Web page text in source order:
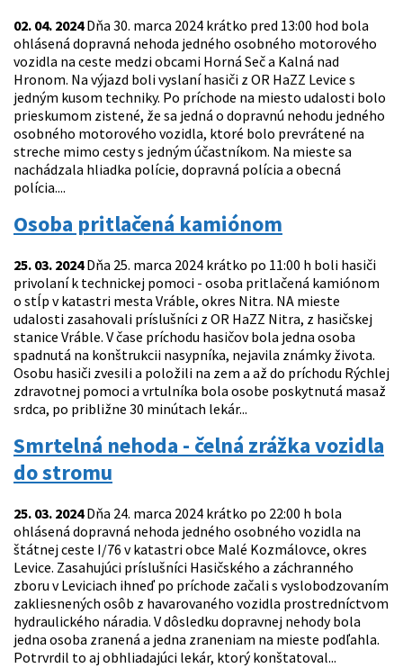
02. 04. 2024Dňa 30. marca 2024 krátko pred 13:00 hod bola
ohlásená dopravná nehoda jedného osobného motorového
vozidla na ceste medzi obcami Horná Seč a Kalná nad
Hronom. Na výjazd boli vyslaní hasiči z OR HaZZ Levice s
jedným kusom techniky. Po príchode na miesto udalosti bolo
prieskumom zistené, že sa jedná o dopravnú nehodu jedného
osobného motorového vozidla, ktoré bolo prevrátené na
streche mimo cesty s jedným účastníkom. Na mieste sa
nachádzala hliadka polície, dopravná polícia a obecná
polícia....
Osoba pritlačená kamiónom
25. 03. 2024Dňa 25. marca 2024 krátko po 11:00 h boli hasiči
privolaní k technickej pomoci - osoba pritlačená kamiónom
o stĺp v katastri mesta Vráble, okres Nitra. NA mieste
udalosti zasahovali príslušníci z OR HaZZ Nitra, z hasičskej
stanice Vráble. V čase príchodu hasičov bola jedna osoba
spadnutá na konštrukcii nasypníka, nejavila známky života.
Osobu hasiči zvesili a položili na zem a až do príchodu Rýchlej
zdravotnej pomoci a vrtulníka bola osobe poskytnutá masaž
srdca, po približne 30 minútach lekár...
Smrtelná nehoda - čelná zrážka vozidla
do stromu
25. 03. 2024Dňa 24. marca 2024 krátko po 22:00 h bola
ohlásená dopravná nehoda jedného osobného vozidla na
štátnej ceste I/76 v katastri obce Malé Kozmálovce, okres
Levice. Zasahujúci príslušníci Hasičského a záchranného
zboru v Leviciach ihneď po príchode začali s vyslobodzovaním
zakliesnených osôb z havarovaného vozidla prostredníctvom
hydraulického náradia. V dôsledku dopravnej nehody bola
jedna osoba zranená a jedna zraneniam na mieste podľahla.
Potrvrdil to aj obhliadajúci lekár, ktorý konštatoval...